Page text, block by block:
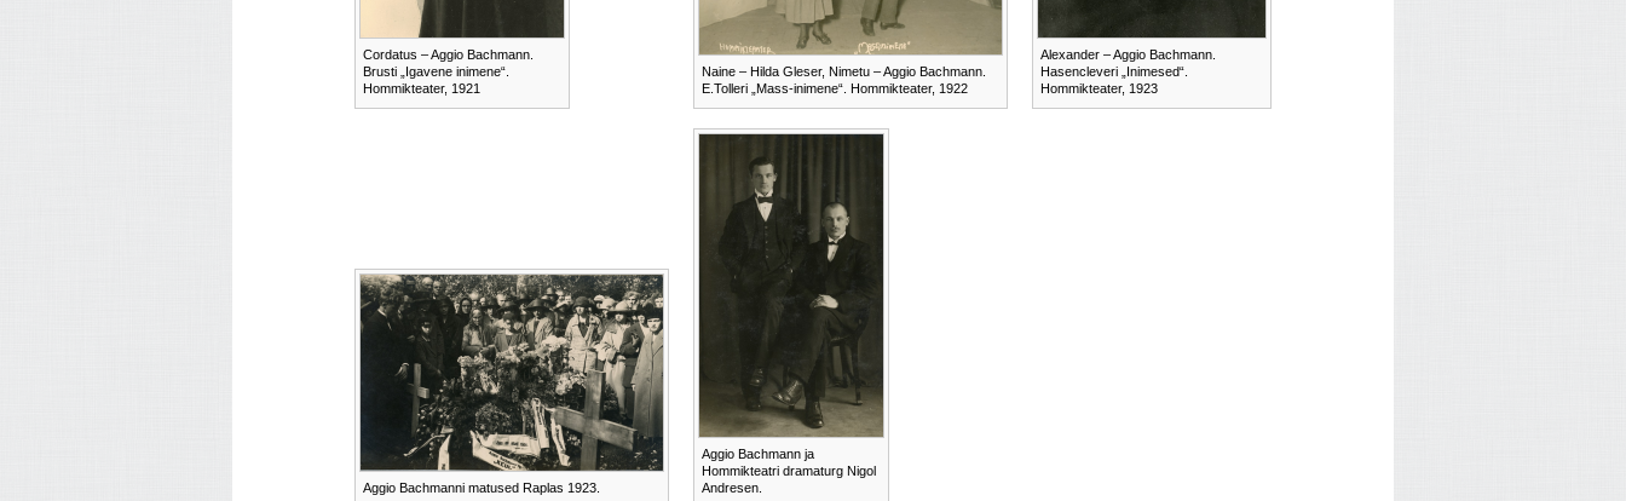
Cordatus – Aggio Bachmann.
Brusti „Igavene inimene“.
Hommikteater, 1921
Naine – Hilda Gleser, Nimetu – Aggio Bachmann.
E.Tolleri „Mass-inimene“. Hommikteater, 1922
Alexander – Aggio Bachmann.
Hasencleveri „Inimesed“.
Hommikteater, 1923
Aggio Bachmanni matused Raplas 1923.
Aggio Bachmann ja
Hommikteatri dramaturg Nigol
Andresen.